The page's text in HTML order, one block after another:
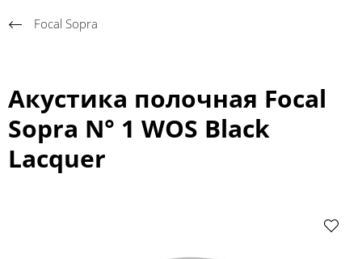
Focal Sopra
Акустика полочная Focal
Sopra N° 1 WOS Black
Lacquer